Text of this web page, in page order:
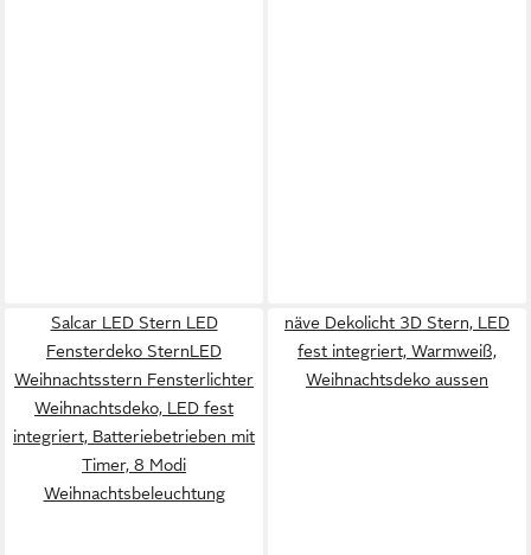
Salcar LED Stern LED
Fensterdeko SternLED
Weihnachtsstern Fensterlichter
Weihnachtsdeko, LED fest
integriert, Batteriebetrieben mit
Timer, 8 Modi
Weihnachtsbeleuchtung
näve Dekolicht 3D Stern, LED
fest integriert, Warmweiß,
Weihnachtsdeko aussen